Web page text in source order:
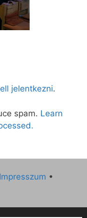
jelentkezni.
spam. Learn
Impresszum •